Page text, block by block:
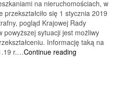
na nieruchomościach, w
się 1 stycznia 2019
pogląd Krajowej Rady
sytuacji jest możliwy
Informację taką na
r.…Continue reading